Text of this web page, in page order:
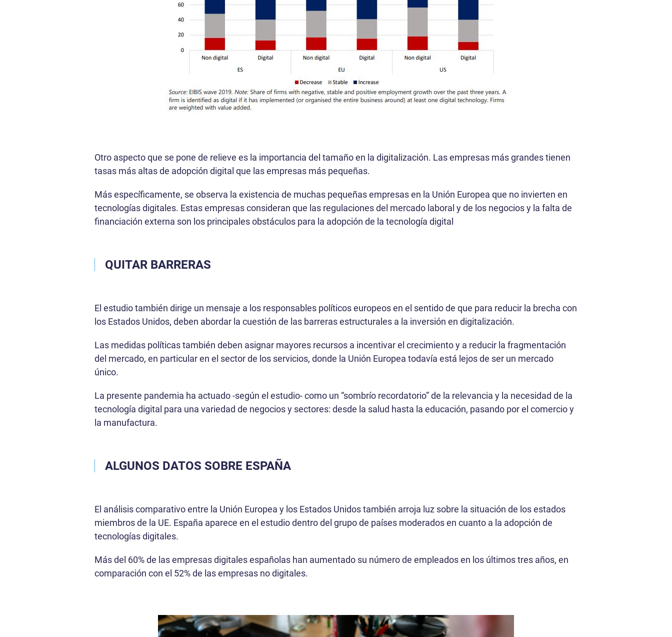
Otro aspecto que se pone de relieve es la importancia del tamaño en la digitalización. Las empresas más grandes tienen
tasas más altas de adopción digital que las empresas más pequeñas.
Más específicamente, se observa la existencia de muchas pequeñas empresas en la Unión Europea que no invierten en
tecnologías digitales. Estas empresas consideran que las regulaciones del mercado laboral y de los negocios y la falta de
financiación externa son los principales obstáculos para la adopción de la tecnología digital
QUITAR BARRERAS
El estudio también dirige un mensaje a los responsables políticos europeos en el sentido de que para reducir la brecha con
los Estados Unidos, deben abordar la cuestión de las barreras estructurales a la inversión en digitalización.
Las medidas políticas también deben asignar mayores recursos a incentivar el crecimiento y a reducir la fragmentación
del mercado, en particular en el sector de los servicios, donde la Unión Europea todavía está lejos de ser un mercado
único.
La presente pandemia ha actuado -según el estudio- como un “sombrío recordatorio” de la relevancia y la necesidad de la
tecnología digital para una variedad de negocios y sectores: desde la salud hasta la educación, pasando por el comercio y
la manufactura.
ALGUNOS DATOS SOBRE ESPAÑA
El análisis comparativo entre la Unión Europea y los Estados Unidos también arroja luz sobre la situación de los estados
miembros de la UE. España aparece en el estudio dentro del grupo de países moderados en cuanto a la adopción de
tecnologías digitales.
Más del 60% de las empresas digitales españolas han aumentado su número de empleados en los últimos tres años, en
comparación con el 52% de las empresas no digitales.